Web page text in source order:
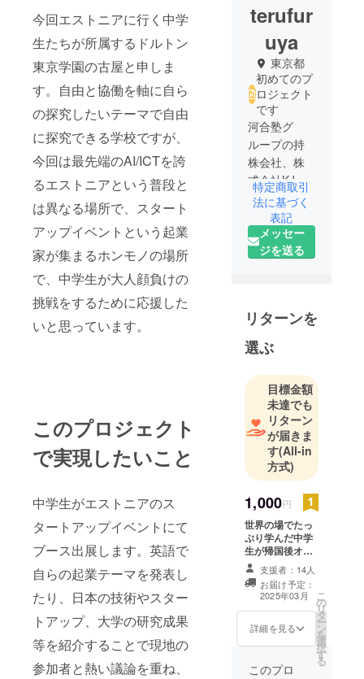
今回エストニアに行く中学
生たちが所属するドルトン
東京学園の古屋と申しま
す。自由と協働を軸に自ら
の探究したいテーマで自由
に探究できる学校ですが、
今回は最先端のAI/ICTを誇
るエストニアという普段と
は異なる場所で、スタート
アップイベントという起業
家が集まるホンモノの場所
で、中学生が大人顔負けの
挑戦をするために応援した
いと思っています。
このプロジェクト
で実現したいこと
中学生がエストニアのス
タートアップイベントにて
ブース出展します。英語で
自らの起業テーマを発表し
たり、日本の技術やスター
トアップ、大学の研究成果
等を紹介することで現地の
参加者と熱い議論を重ね、
terufur
uya
東京都
初めてのプ
ロジェクト
です
河合塾グ
ループの持
株会社、株
式会社KJ
ホールディ
ングスにて
事業開発担
当執行役員
学園にて研
究開発担当
を担う。今
後のAI時代の
世の中に求
められる自
主性や協働
性、またAIス
キルなど新
たな学びの
形をどんな
子供たちに
も受けても
らいたいと
いう思いで
日々活動
中。
特定商取引
法に基づく
表記
メッセー
ジを送る
リターンを
選ぶ
目標金額
未達でも
リターン
が届きま
す(All-in
方式)
1,000円
世界の場でたっ
ぷり学んだ中学
生が帰国後オン
ラインにて報告
します。何に挑
戦し、何を学ん
だのか、本人た
ちの声で語って
もらいます。 日
後 方法：Zoom
支援者：14人
お届け予定：
2025年03月
詳細を見る
こ
の
リ
タ
ー
ン
を
選
択
す
る
このプロ